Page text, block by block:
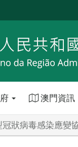
澳門資訊
冠狀病毒感染應變